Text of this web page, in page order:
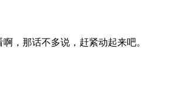
，那话不多说，赶紧动起来吧。